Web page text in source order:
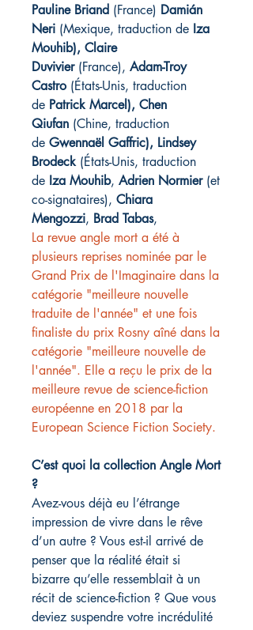
Pauline Briand (France) Damián
Neri (Mexique, traduction de Iza
Mouhib), Claire
Duvivier(France), Adam-Troy
Castro (États-Unis, traduction
de Patrick Marcel), Chen
Qiufan (Chine, traduction
de Gwennaël Gaffric), Lindsey
Brodeck(États-Unis, traduction
de Iza Mouhib, Adrien Normier(et
co-signataires), Chiara
Mengozzi, Brad Tabas,
La revue angle mort a été à
plusieurs reprises nominée par le
Grand Prix de l'Imaginaire dans la
catégorie "meilleure nouvelle
traduite de l'année" et une fois
finaliste du prix Rosny aîné dans la
catégorie "meilleure nouvelle de
l'année". Elle a reçu le prix de la
meilleure revue de science-fiction
européenne en 2018 par la
European Science Fiction Society.
C’est quoi la collection Angle Mort
?
Avez-vous déjà eu l’étrange
impression de vivre dans le rêve
d’un autre ? Vous est-il arrivé de
penser que la réalité était si
bizarre qu’elle ressemblait à un
récit de science-fiction ? Que vous
deviez suspendre votre incrédulité